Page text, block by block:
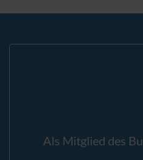
Als Mitglied des